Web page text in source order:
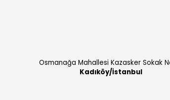
Osmanağa Mahallesi Kazasker Sokak
Kadıköy/İstanbul